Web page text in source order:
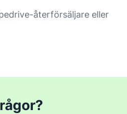
återförsäljare eller